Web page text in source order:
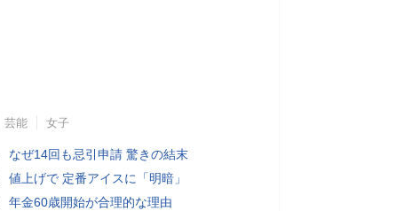
芸能 女子
なぜ14回も忌引申請 驚きの結末
値上げで 定番アイスに「明暗」
年金60歳開始が合理的な理由